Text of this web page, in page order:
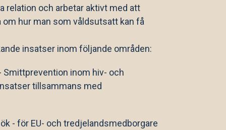
relation och arbetar aktivt med att
hur man som våldsutsatt kan få
insatser inom följande områden:
Smittprevention inom hiv- och
tillsammans med
- för EU- och tredjelandsmedborgare